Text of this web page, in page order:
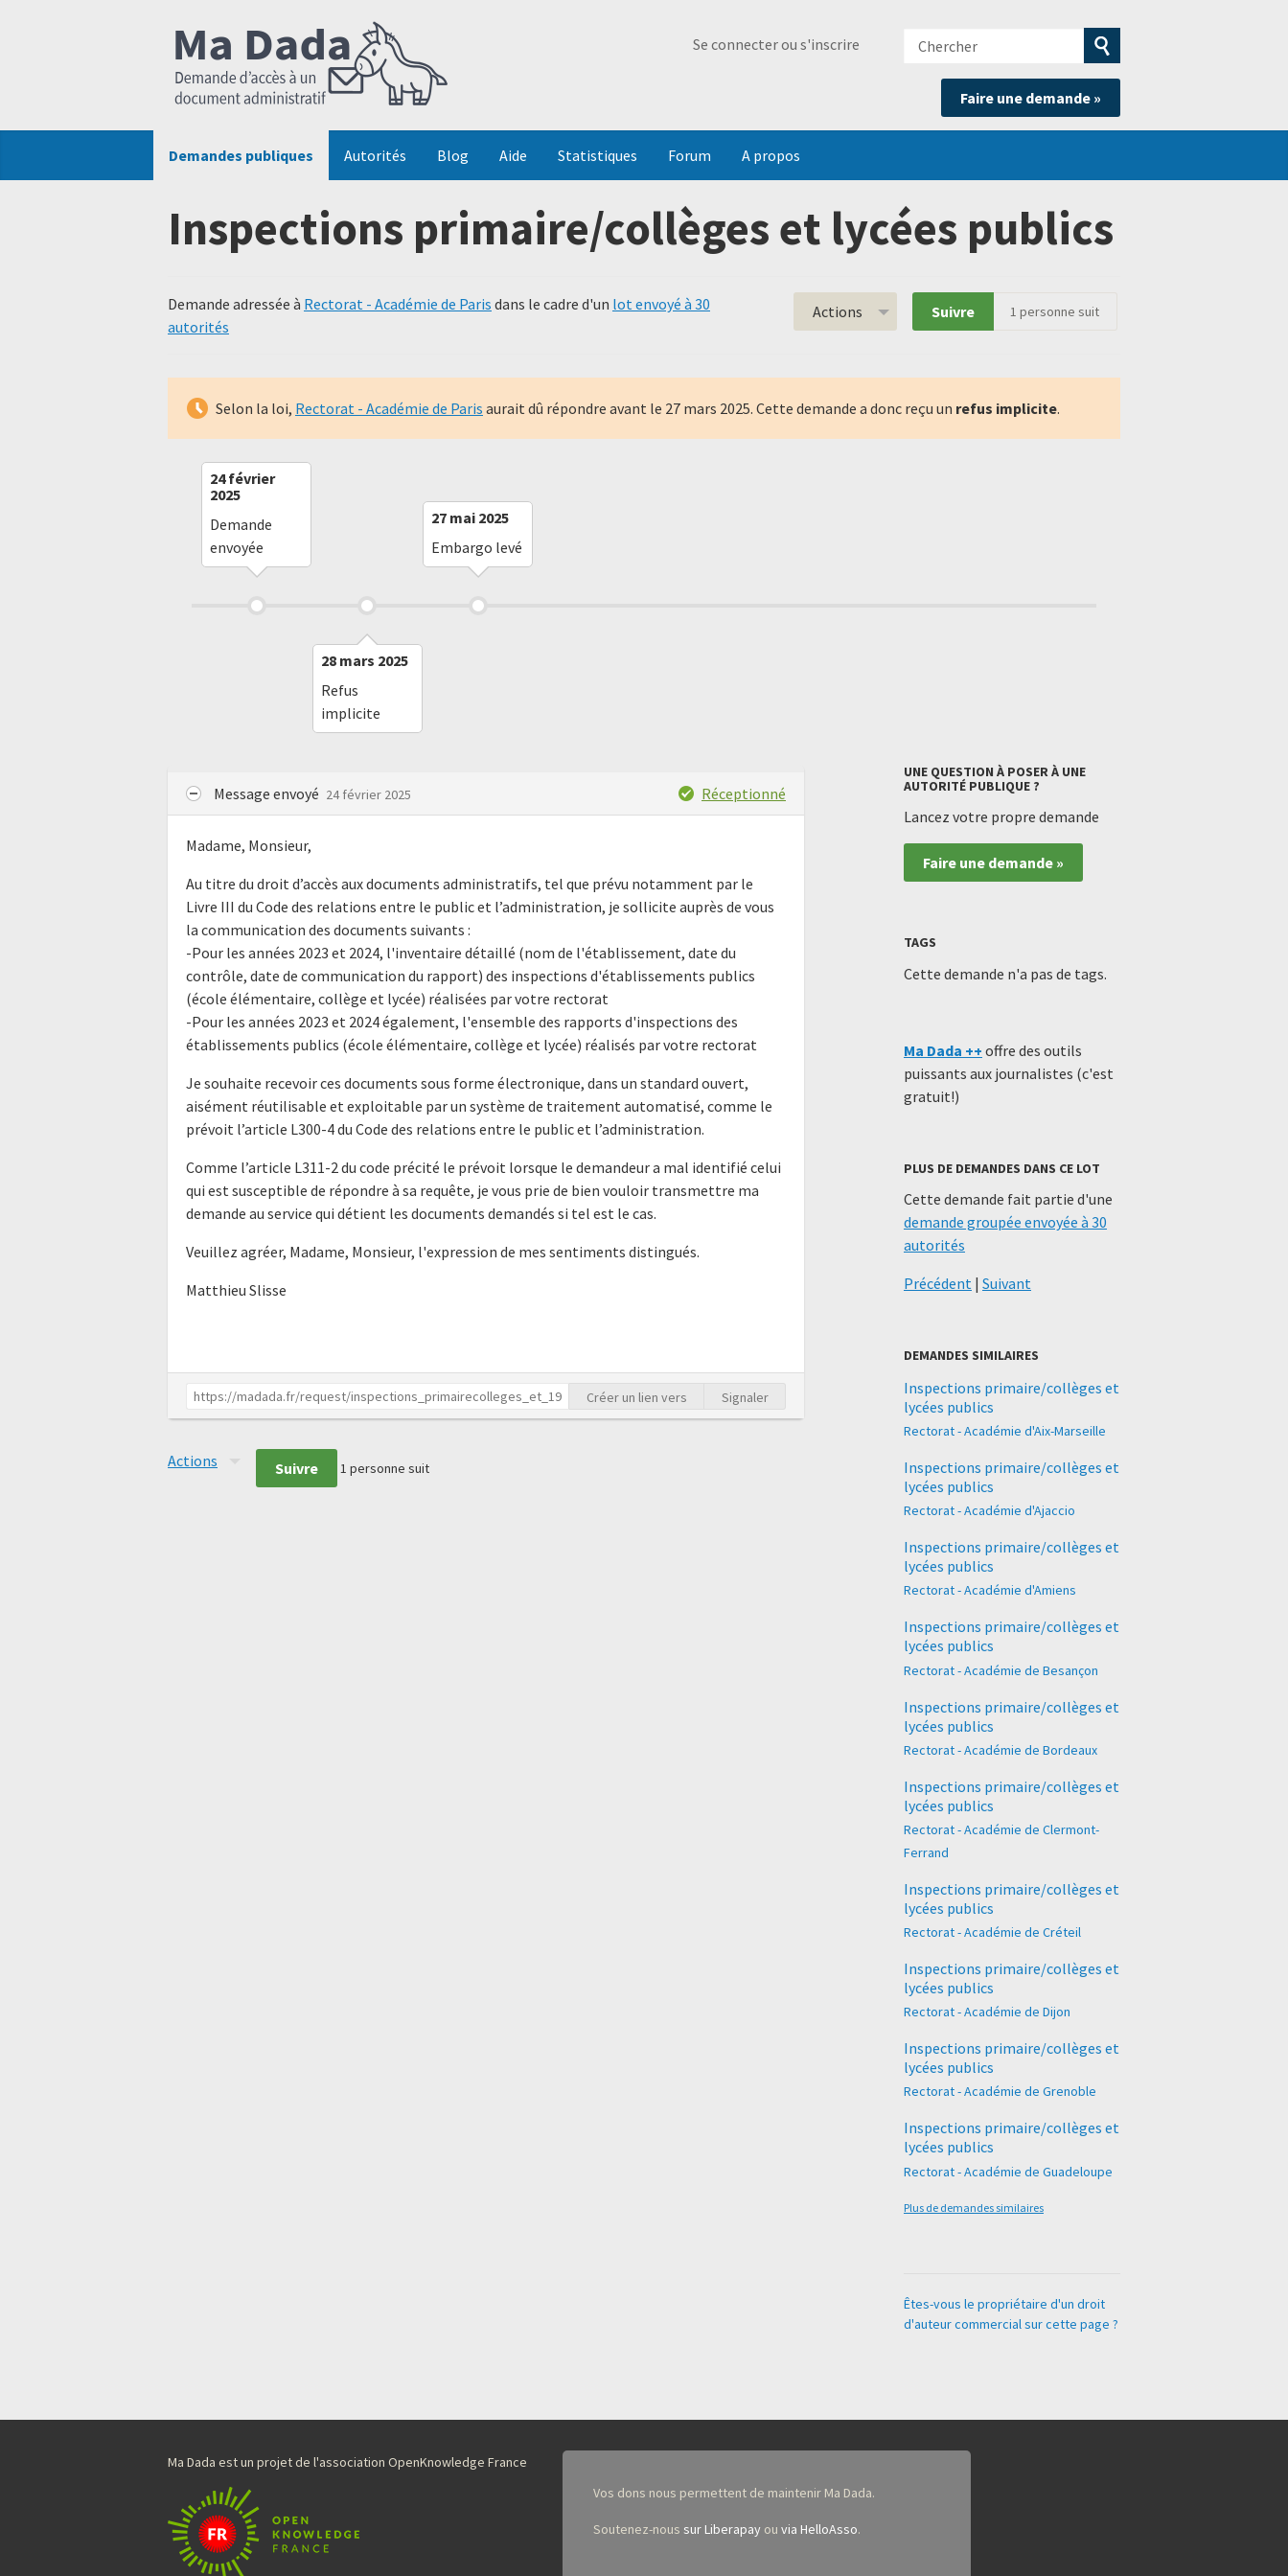
Se connecter ou s'inscrire
Chercher
Soumettre
la
recherche
Faire une demande »
Demandes publiques Autorités Blog Aide Statistiques Forum A propos
Inspections primaire/collèges et lycées publics
Demande adressée à Rectorat - Académie de Paris dans le cadre d'un lot envoyé à 30
autorités
Actions Suivre 1 personne suit
Selon la loi, Rectorat - Académie de Paris aurait dû répondre avant le 27 mars 2025. Cette demande a donc reçu un refus implicite.
24 février
2025
Demande
envoyée
28 mars 2025
Refus
implicite
27 mai 2025
Embargo levé
Message envoyé 24 février 2025 Réceptionné
Madame, Monsieur,
Au titre du droit d’accès aux documents administratifs, tel que prévu notamment par le
Livre III du Code des relations entre le public et l’administration, je sollicite auprès de vous
la communication des documents suivants :
-Pour les années 2023 et 2024, l'inventaire détaillé (nom de l'établissement, date du
contrôle, date de communication du rapport) des inspections d'établissements publics
(école élémentaire, collège et lycée) réalisées par votre rectorat
-Pour les années 2023 et 2024 également, l'ensemble des rapports d'inspections des
établissements publics (école élémentaire, collège et lycée) réalisés par votre rectorat
Je souhaite recevoir ces documents sous forme électronique, dans un standard ouvert,
aisément réutilisable et exploitable par un système de traitement automatisé, comme le
prévoit l’article L300-4 du Code des relations entre le public et l’administration.
Comme l’article L311-2 du code précité le prévoit lorsque le demandeur a mal identifié celui
qui est susceptible de répondre à sa requête, je vous prie de bien vouloir transmettre ma
demande au service qui détient les documents demandés si tel est le cas.
Veuillez agréer, Madame, Monsieur, l'expression de mes sentiments distingués.
Matthieu Slisse
Créer un lien vers Signaler
Actions Suivre 1 personne suit
UNE QUESTION À POSER À UNE
AUTORITÉ PUBLIQUE ?
Lancez votre propre demande
Faire une demande »
TAGS
Cette demande n'a pas de tags.
Ma Dada ++ offre des outils
puissants aux journalistes (c'est
gratuit!)
PLUS DE DEMANDES DANS CE LOT
Cette demande fait partie d'une
demande groupée envoyée à 30
autorités
Précédent | Suivant
DEMANDES SIMILAIRES
Inspections primaire/collèges et
lycées publics
Rectorat - Académie d'Aix-Marseille
Inspections primaire/collèges et
lycées publics
Rectorat - Académie d'Ajaccio
Inspections primaire/collèges et
lycées publics
Rectorat - Académie d'Amiens
Inspections primaire/collèges et
lycées publics
Rectorat - Académie de Besançon
Inspections primaire/collèges et
lycées publics
Rectorat - Académie de Bordeaux
Inspections primaire/collèges et
lycées publics
Rectorat - Académie de Clermont-
Ferrand
Inspections primaire/collèges et
lycées publics
Rectorat - Académie de Créteil
Inspections primaire/collèges et
lycées publics
Rectorat - Académie de Dijon
Inspections primaire/collèges et
lycées publics
Rectorat - Académie de Grenoble
Inspections primaire/collèges et
lycées publics
Rectorat - Académie de Guadeloupe
Plus de demandes similaires
Êtes-vous le propriétaire d'un droit
d'auteur commercial sur cette page ?
Ma Dada est un projet de l'association OpenKnowledge France
Vos dons nous permettent de maintenir Ma Dada.
Soutenez-nous sur Liberapayou via HelloAsso.